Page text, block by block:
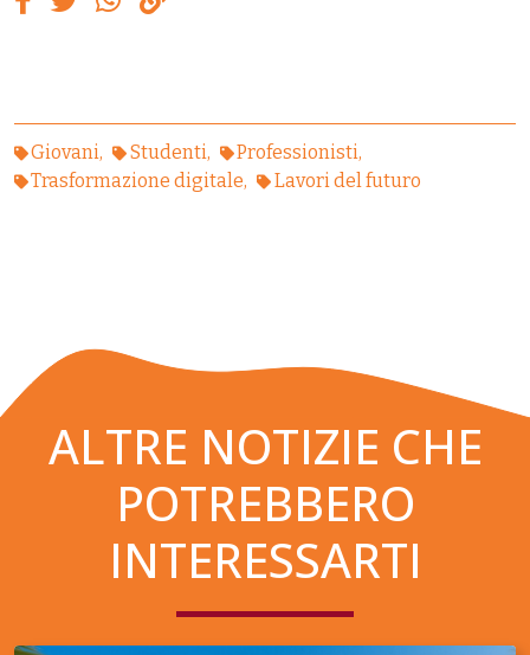
Giovani Studenti
Professionisti
Trasformazione digitale
Lavori del futuro
ALTRE NOTIZIE CHE
POTREBBERO
INTERESSARTI